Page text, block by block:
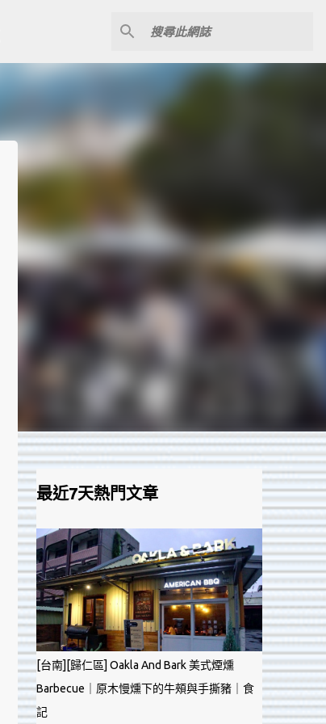
最近7天熱門文章
[台南][歸仁區] Oakla And Bark 美式煙燻
Barbecue｜原木慢燻下的牛頰與手撕豬｜食
記